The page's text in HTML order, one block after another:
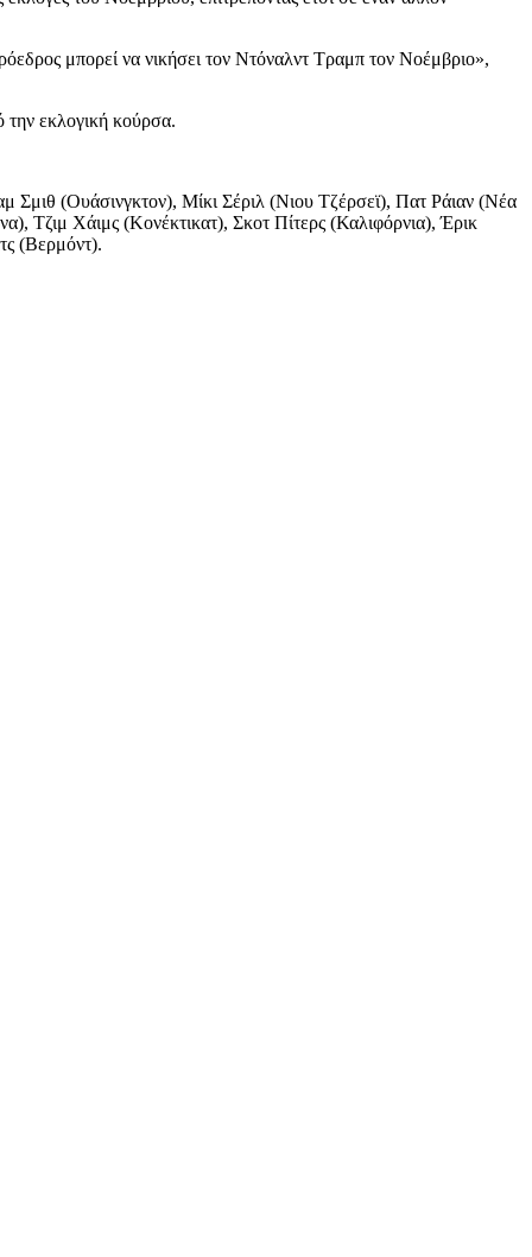
μπορεί να νικήσει τον Ντόναλντ Τραμπ τον Νοέμβριο»,
την εκλογική κούρσα.
Σμιθ (Ουάσινγκτον), Μίκι Σέριλ (Νιου Τζέρσεϊ), Πατ Ράιαν (Νέα
Τζιμ Χάιμς (Κονέκτικατ), Σκοτ Πίτερς (Καλιφόρνια), Έρικ
(Βερμόντ).